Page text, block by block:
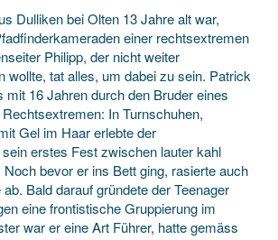
Dulliken bei Olten 13 Jahre alt war,
einer rechtsextremen
Philipp, der nicht weiter
wollte, tat alles, um dabei zu sein. Patrick
mit 16 Jahren durch den Bruder eines
In Turnschuhen,
Gel im Haar erlebte der
erstes Fest zwischen lauter kahl
Noch bevor er ins Bett ging, rasierte auch
Bald darauf gründete der Teenager
eine frontistische Gruppierung im
war er eine Art Führer, hatte gemäss